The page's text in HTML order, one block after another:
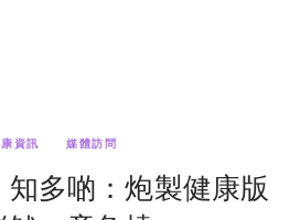
資訊 媒體訪問
知多啲：炮製健康版